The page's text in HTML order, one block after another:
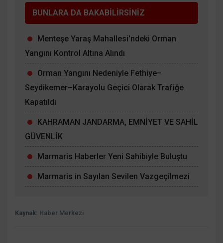
BUNLARA DA BAKABİLİRSİNİZ
Menteşe Yaraş Mahallesi'ndeki Orman
Yangını Kontrol Altına Alındı
Orman Yangını Nedeniyle Fethiye–
Seydikemer–Karayolu Geçici Olarak Trafiğe
Kapatıldı
KAHRAMAN JANDARMA, EMNİYET VE SAHİL
GÜVENLİK
Marmaris Haberler Yeni Sahibiyle Buluştu
Marmaris in Sayılan Sevilen Vazgeçilmezi
Kaynak: Haber Merkezi